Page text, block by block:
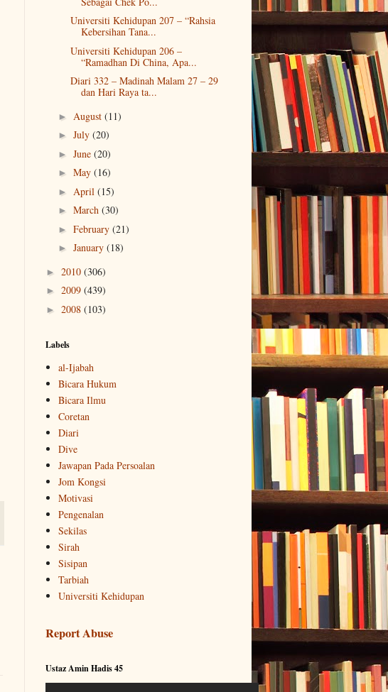
Universiti Kehidupan 207 – “Rahsia
Kebersihan Tana...
Universiti Kehidupan 206 –
“Ramadhan Di China, Apa...
Diari 332 – Madinah Malam 27 – 29
dan Hari Raya ta...
► August (11)
► July (20)
► June (20)
► May (16)
► April (15)
► March (30)
► February (21)
► January (18)
► 2010 (306)
► 2009 (439)
► 2008 (103)
Labels
al-Ijabah
Bicara Hukum
Bicara Ilmu
Coretan
Diari
Dive
Jawapan Pada Persoalan
Jom Kongsi
Motivasi
Pengenalan
Sekilas
Sirah
Sisipan
Tarbiah
Universiti Kehidupan
Report Abuse
Ustaz Amin Hadis 45